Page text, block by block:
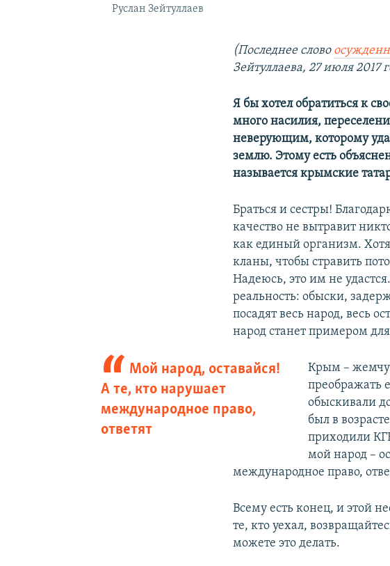
Руслан Зейтуллаев
(Последнее слово
Зейтуллаева, 27 июля 2017
Я бы хотел обратиться к
много насилия,
неверующим, которому
землю. Этому есть
называется крымские
Браться и сестры!
качество не вытравит
как единый организм.
кланы, чтобы стравить
Надеюсь, это им не
реальность: обыски,
посадят весь народ, весь
народ станет примером
Мой народ, оставайся!
А те, кто нарушает
международное право,
ответят
Крым –
преображать
обыскивали
был в
приходили
мой народ –
международное право,
Всему есть конец, и этой
те, кто уехал,
можете это делать.